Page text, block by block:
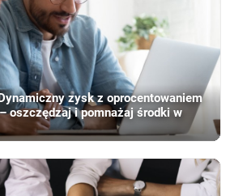
zysk z oprocentowaniem
oszczędzaj i pomnażaj środki w